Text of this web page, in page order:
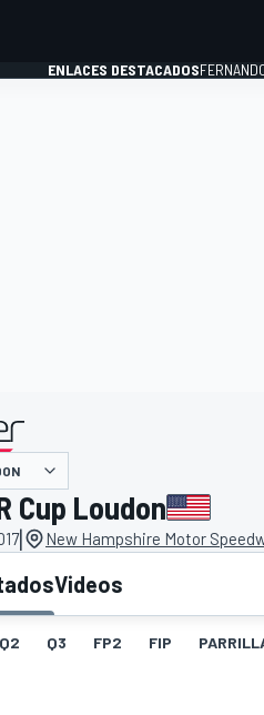
WRC
ENLACES DESTACADOS
presentado por
Cup Loudon
| New Hampshire Motor
Videos
Q2 Q3 FP2 FIP